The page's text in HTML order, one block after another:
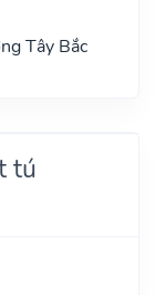
Tây Bắc
tú